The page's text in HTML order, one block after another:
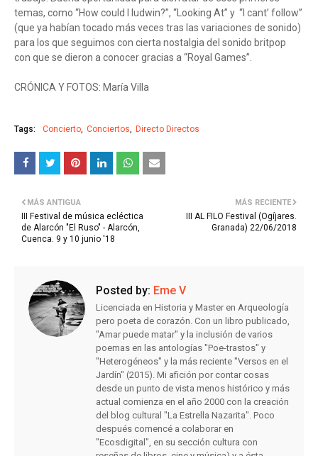
temas, como “How could I ludwin?”, “Looking At” y “I cant’ follow”
(que ya habían tocado más veces tras las variaciones de sonido)
para los que seguimos con cierta nostalgia del sonido britpop
con que se dieron a conocer gracias a “Royal Games”.
CRÓNICA Y FOTOS: María Villa
Tags: Concierto Conciertos Directo Directos
MÁS RECIENTE
III AL FILO Festival (Ogíjares.
Granada) 22/06/2018
MÁS ANTIGUA
III Festival de música ecléctica
de Alarcón "El Ruso" - Alarcón,
Cuenca. 9 y 10 junio '18
Posted by: Eme V
Licenciada en Historia y Master en Arqueología
pero poeta de corazón. Con un libro publicado,
"Amar puede matar" y la inclusión de varios
poemas en las antologías "Poe-trastos" y
"Heterogéneos" y la más reciente "Versos en el
Jardín" (2015). Mi afición por contar cosas
desde un punto de vista menos histórico y más
actual comienza en el año 2000 con la creación
del blog cultural "La Estrella Nazarita". Poco
después comencé a colaborar en
"Ecosdigital", en su sección cultura con